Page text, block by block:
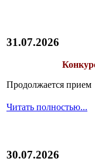
31.07.2026
Продолжается прием
Читать полностью...
30.07.2026